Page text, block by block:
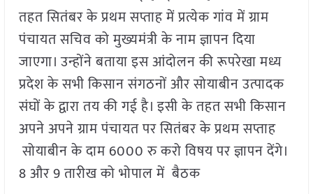
तहत सितंबर के प्रथम सप्ताह में प्रत्येक गांव में ग्राम
पंचायत सचिव को मुख्यमंत्री के नाम ज्ञापन दिया
जाएगा। उन्होंने बताया इस आंदोलन की रूपरेखा मध्य
प्रदेश के सभी किसान संगठनों और सोयाबीन उत्पादक
संघों के द्वारा तय की गई है। इसी के तहत सभी किसान
अपने अपने ग्राम पंचायत पर सितंबर के प्रथम सप्ताह
सोयाबीन के दाम 6000 रु करो विषय पर ज्ञापन देंगे।
8 और 9 तारीख को भोपाल में बैठक